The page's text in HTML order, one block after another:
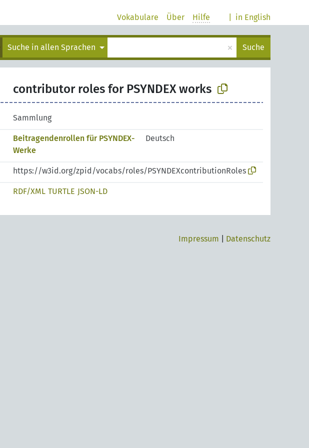
in English
Vokabulare Über Hilfe
Suche in allen Sprachen × Suche
contributor roles for PSYNDEX works
Sammlung
Beitragendenrollen für PSYNDEX-
Werke
Deutsch
https://w3id.org/zpid/vocabs/roles/PSYNDEXcontributionRoles
RDF/XML TURTLE JSON-LD
Impressum Datenschutz